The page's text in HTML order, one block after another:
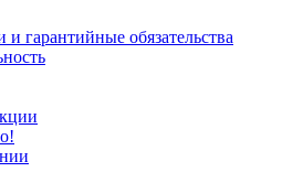
и гарантийные обязательства